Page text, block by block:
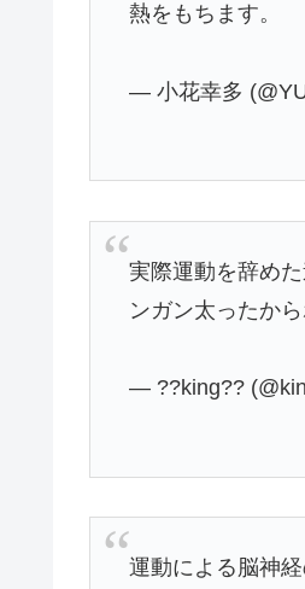
熱をもちます。
— 小花幸多
実際運動を辞め
ンガン太ったか
— ??king??
運動による脳神